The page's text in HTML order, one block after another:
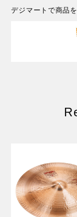
デジマートで商品